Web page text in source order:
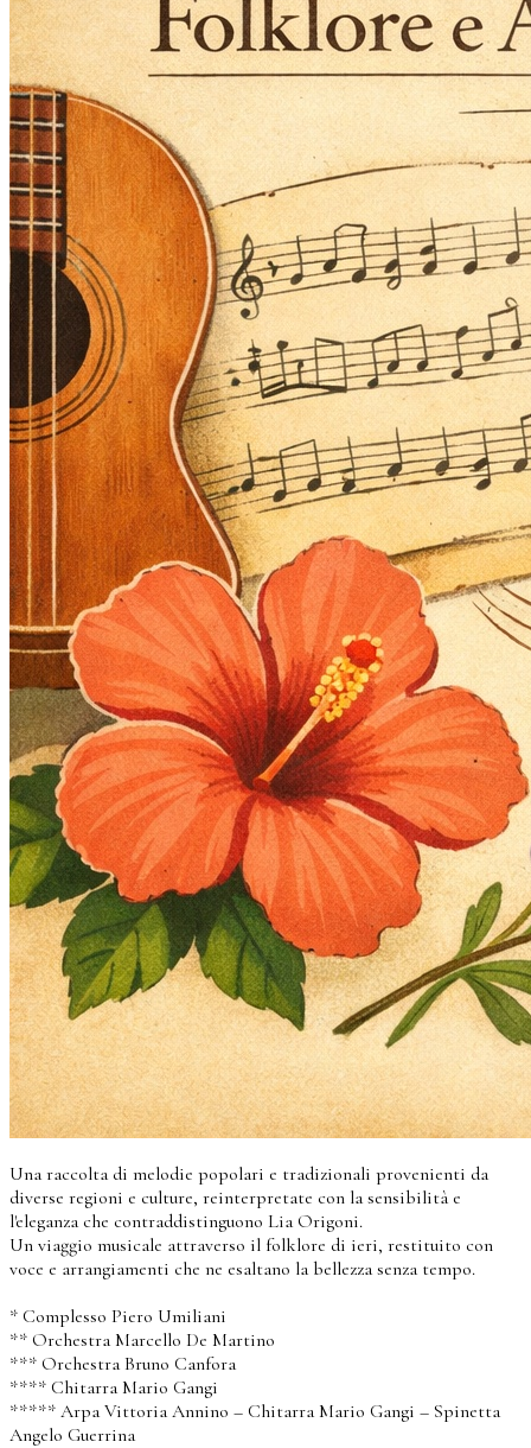
Una raccolta di melodie popolari e tradizionali provenienti da
diverse regioni e culture, reinterpretate con la sensibilità e
l'eleganza che contraddistinguono Lia Origoni.
Un viaggio musicale attraverso il folklore di ieri, restituito con
voce e arrangiamenti che ne esaltano la bellezza senza tempo.
* Complesso Piero Umiliani
** Orchestra Marcello De Martino
*** Orchestra Bruno Canfora
**** Chitarra Mario Gangi
***** Arpa Vittoria Annino – Chitarra Mario Gangi – Spinetta
Angelo Guerrina